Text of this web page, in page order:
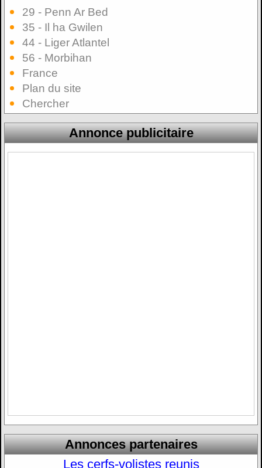
29 - Penn Ar Bed
35 - Il ha Gwilen
44 - Liger Atlantel
56 - Morbihan
France
Plan du site
Chercher
Annonce publicitaire
Annonces partenaires
Les cerfs-volistes reunis